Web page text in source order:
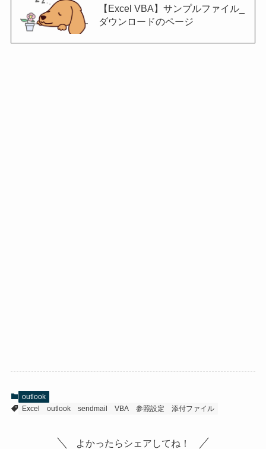
【Excel VBA】サンプルファイル_
ダウンロードのページ
outlook
Excel
outlook sendmail VBA 参照設定 添付ファイル
よかったらシェアしてね！